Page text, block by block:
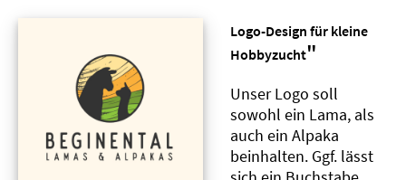
Logo-Design für kleine
Hobbyzucht"
Unser Logo soll
sowohl ein Lama, als
auch ein Alpaka
beinhalten. Ggf. lässt